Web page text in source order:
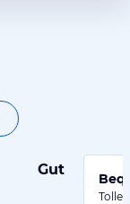
Gut